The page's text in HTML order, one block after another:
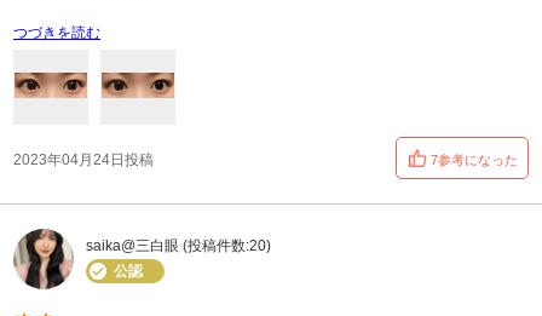
つづきを読む
2023年04月24日投稿 7参考になった
saika@三白眼 (投稿件数:20)
公認